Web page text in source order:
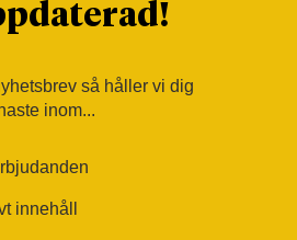
så håller vi dig
inom...
innehåll